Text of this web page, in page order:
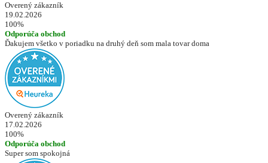
Overený zákazník
19.02.2026
100%
Odporúča obchod
Ďakujem všetko v poriadku na druhý deň som mala tovar doma
Overený zákazník
17.02.2026
100%
Odporúča obchod
Super som spokojná